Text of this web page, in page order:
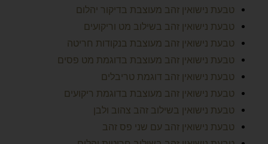
טבעת נישואין זהב מעוצבת בדיקור יהלום
טבעת נישואין זהב בשילוב מט וריקועים
טבעת נישואין זהב מעוצבת בנקודות חריטה
טבעת נישואין זהב מעוצבת בדוגמת מט פסים
טבעת נישואין זהב דוגמת טריבלים
טבעת נישואין זהב מעוצבת בדוגמת ריקועים
טבעת נישואין בשילוב זהב צהוב ולבן
טבעת נישואין זהב עם שני פס זהב